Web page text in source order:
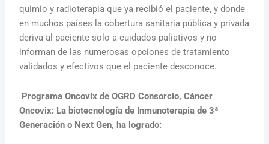
quimio y radioterapia que ya recibió el paciente, y donde
en muchos países la cobertura sanitaria pública y privada
deriva al paciente solo a cuidados paliativos y no
informan de las numerosas opciones de tratamiento
validados y efectivos que el paciente desconoce.
Programa Oncovix de OGRD Consorcio, Cáncer
Oncovix: La biotecnología de Inmunoterapia de 3ª
Generación o Next Gen, ha logrado: